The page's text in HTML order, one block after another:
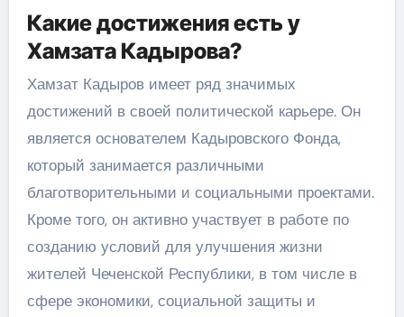
Какие достижения есть у
Хамзата Кадырова?
Хамзат Кадыров имеет ряд значимых
достижений в своей политической карьере. Он
является основателем Кадыровского Фонда,
который занимается различными
благотворительными и социальными проектами.
Кроме того, он активно участвует в работе по
созданию условий для улучшения жизни
жителей Чеченской Республики, в том числе в
сфере экономики, социальной защиты и